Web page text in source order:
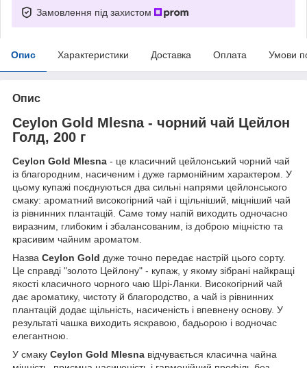
Замовлення під захистом
Опис Характеристики Доставка Оплата Умови
Опис
Ceylon Gold Mlesna - чорний чай Цейлон
Голд, 200 г
Ceylon Gold Mlesna - це класичний цейлонський чорний чай
із благородним, насиченим і дуже гармонійним характером. У
цьому купажі поєднуються два сильні напрями цейлонського
смаку: ароматний високогірний чай і щільніший, міцніший чай
із рівнинних плантацій. Саме тому напій виходить одночасно
виразним, глибоким і збалансованим, із доброю міцністю та
красивим чайним ароматом.
Назва Ceylon Gold дуже точно передає настрій цього сорту.
Це справді "золото Цейлону" - купаж, у якому зібрані найкращі
якості класичного чорного чаю Шрі-Ланки. Високогірний чай
дає ароматику, чистоту й благородство, а чай із рівнинних
плантацій додає щільність, насиченість і впевнену основу. У
результаті чашка виходить яскравою, бадьорою і водночас
елегантною.
У смаку Ceylon Gold Mlesna відчувається класична чайна